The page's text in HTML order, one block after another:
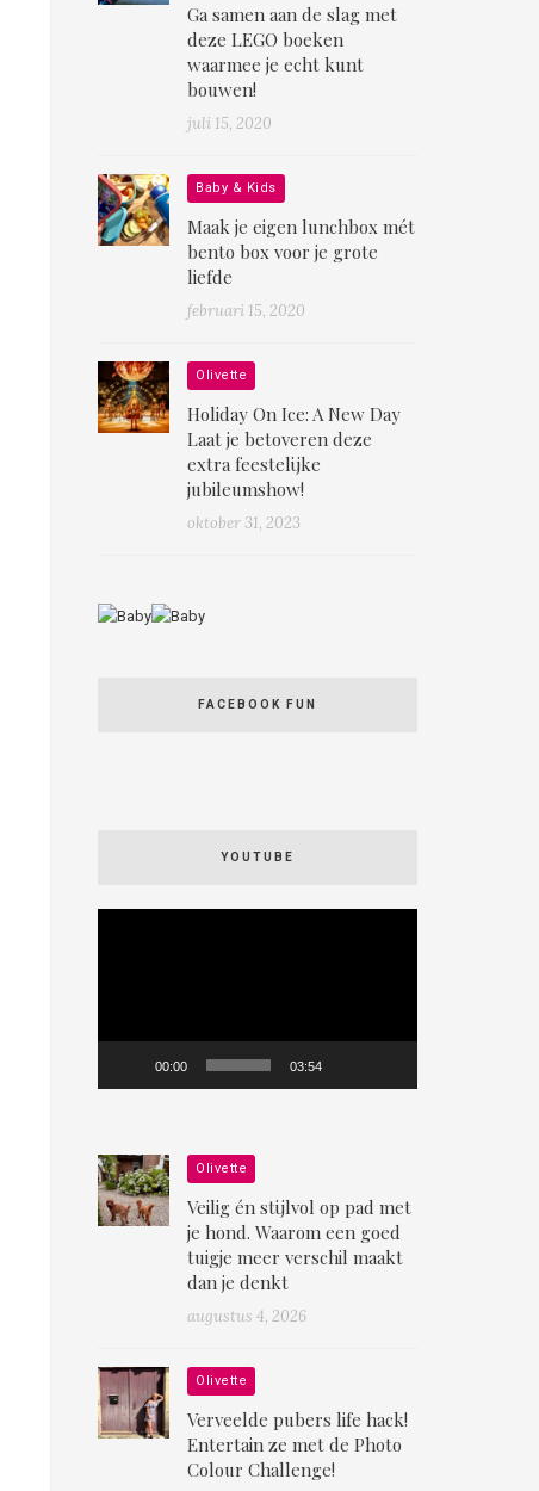
Ga samen aan de slag met
deze LEGO boeken
waarmee je echt kunt
bouwen!
juli 15, 2020
Baby & Kids
Maak je eigen lunchbox mét
bento box voor je grote
liefde
februari 15, 2020
Olivette
Holiday On Ice: A New Day
Laat je betoveren deze
extra feestelijke
jubileumshow!
oktober 31, 2023
FACEBOOK FUN
YOUTUBE
00:00 03:54
Olivette
Veilig én stijlvol op pad met
je hond. Waarom een goed
tuigje meer verschil maakt
dan je denkt
augustus 4, 2026
Olivette
Verveelde pubers life hack!
Entertain ze met de Photo
Colour Challenge!